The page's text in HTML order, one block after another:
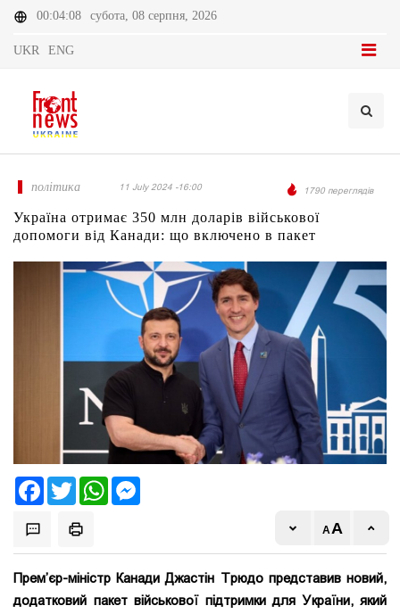
00:04:08 субота, 08 серпня, 2026
UKR ENG
політика 11 July 2024 -16:00 1790 переглядів
Україна отримає 350 млн доларів військової
допомоги від Канади: що включено в пакет
FacebookTwitter WhatsApp
Прем’єр-міністр Канади Джастін Трюдо представив новий,
додатковий пакет військової підтримки для України, який